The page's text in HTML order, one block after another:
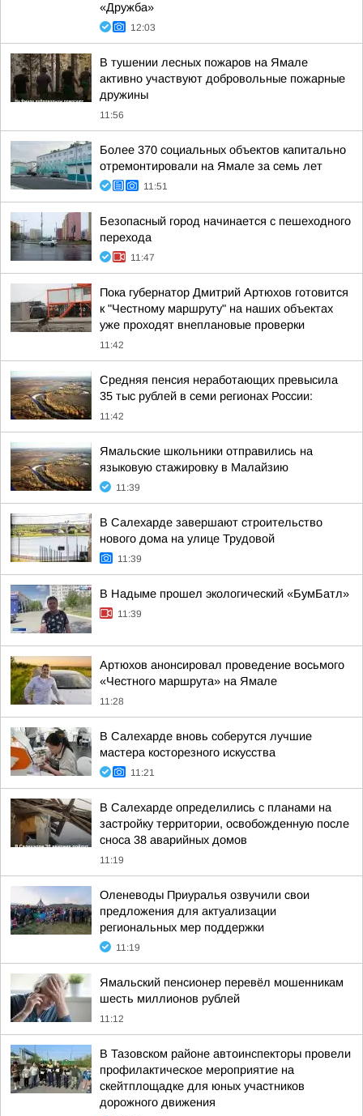
«Дружба»
12:03
В тушении лесных пожаров на Ямале
активно участвуют добровольные пожарные
дружины
11:56
Более 370 социальных объектов капитально
отремонтировали на Ямале за семь лет
11:51
Безопасный город начинается с пешеходного
перехода
11:47
Пока губернатор Дмитрий Артюхов готовится
к "Честному маршруту" на наших объектах
уже проходят внеплановые проверки
11:42
Средняя пенсия неработающих превысила
35 тыс рублей в семи регионах России:
11:42
Ямальские школьники отправились на
языковую стажировку в Малайзию
11:39
В Салехарде завершают строительство
нового дома на улице Трудовой
11:39
В Надыме прошел экологический «БумБатл»
11:39
Артюхов анонсировал проведение восьмого
«Честного маршрута» на Ямале
11:28
В Салехарде вновь соберутся лучшие
мастера косторезного искусства
11:21
В Салехарде определились с планами на
застройку территории, освобожденную после
сноса 38 аварийных домов
11:19
Оленеводы Приуралья озвучили свои
предложения для актуализации
региональных мер поддержки
11:19
Ямальский пенсионер перевёл мошенникам
шесть миллионов рублей
11:12
В Тазовском районе автоинспекторы провели
профилактическое мероприятие на
скейтплощадке для юных участников
дорожного движения